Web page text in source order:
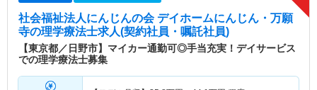
社会福祉法人にんじんの会 デイホームにんじん・万願
寺の理学療法士求人(契約社員・嘱託社員)
【東京都／日野市】マイカー通勤可◎手当充実！デイサービス
での理学療法士募集